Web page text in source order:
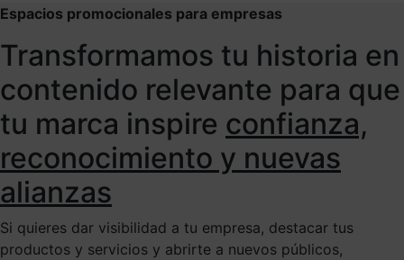
Espacios promocionales para empresas
Transformamos tu historia en
contenido relevante para que
tu marca inspire confianza,
reconocimiento y nuevas
alianzas
Si quieres dar visibilidad a tu empresa, destacar tus
productos y servicios y abrirte a nuevos públicos,